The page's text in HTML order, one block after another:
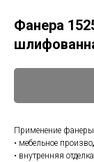
Фанера
Применение фанеры
• мебельное
• внутренняя